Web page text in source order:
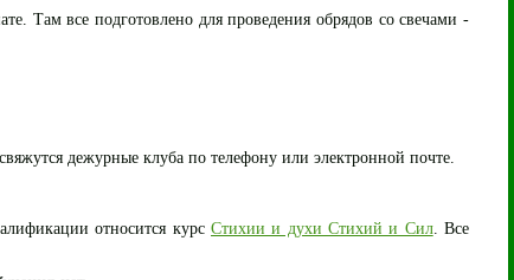
Там все подготовлено для проведения обрядов со свечами -
дежурные клуба по телефону или электронной почте.
относится курсСтихии и духи Стихий и Сил. Все